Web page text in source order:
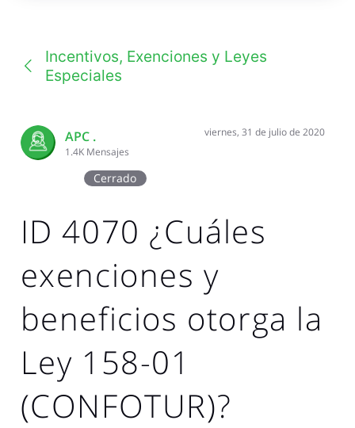
Incentivos, Exenciones y Leyes
Especiales
APC .
1.4K Mensajes
viernes, 31 de julio de 2020
Cerrado
ID 4070 ¿Cuáles
exenciones y
beneficios otorga la
Ley 158-01
(CONFOTUR)?